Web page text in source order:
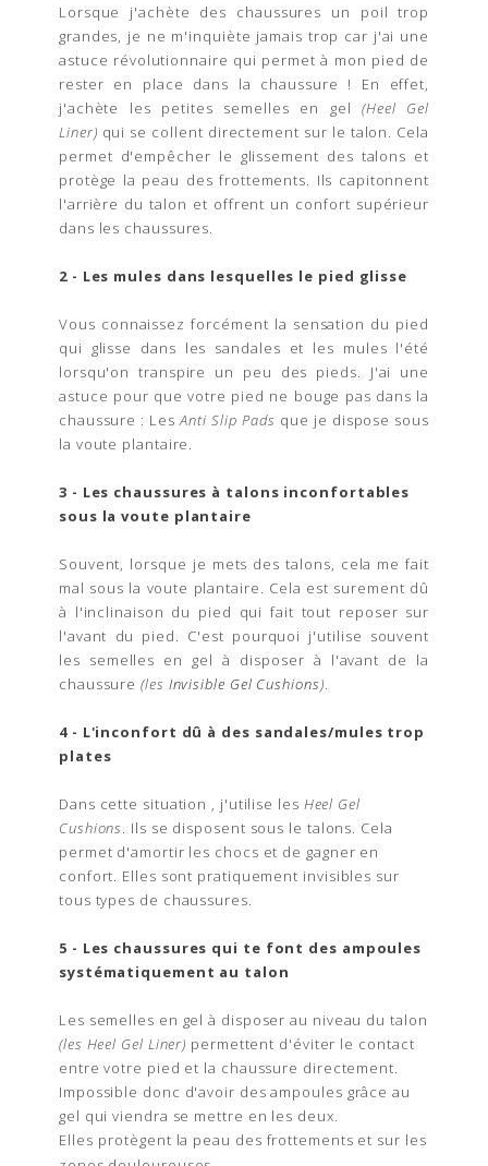
Lorsque j'achète des chaussures un poil trop
grandes, je ne m'inquiète jamais trop car j'ai une
astuce révolutionnaire qui permet à mon pied de
rester en place dans la chaussure ! En effet,
j'achète les petites semelles en gel(Heel Gel
Liner) qui se collent directement sur le talon. Cela
permet d'empêcher le glissement des talons et
protège la peau des frottements. Ils capitonnent
l'arrière du talon et offrent un confort supérieur
dans les chaussures.
2 - Les mules dans lesquelles le pied glisse
Vous connaissez forcément la sensation du pied
qui glisse dans les sandales et les mules l'été
lorsqu'on transpire un peu des pieds. J'ai une
astuce pour que votre pied ne bouge pas dans la
chaussure : LesAnti Slip Pads que je dispose sous
la voute plantaire.
3 - Les chaussures à talons inconfortables
sous la voute plantaire
Souvent, lorsque je mets des talons, cela me fait
mal sous la voute plantaire. Cela est surement dû
à l'inclinaison du pied qui fait tout reposer sur
l'avant du pied. C'est pourquoi j'utilise souvent
les semelles en gel à disposer à l'avant de la
chaussure(les Invisible Gel Cushions).
4 - L'inconfort dû à des sandales/mules trop
plates
Dans cette situation , j'utilise les Heel Gel
Cushions. Ils se disposent sous le talons. Cela
permet d'amortir les chocs et de gagner en
confort. Elles sont pratiquement invisibles sur
tous types de chaussures.
5 - Les chaussures qui te font des ampoules
systématiquement au talon
Les semelles en gel à disposer au niveau du talon
(les Heel Gel Liner) permettent d'éviter le contact
entre votre pied et la chaussure directement.
Impossible donc d'avoir des ampoules grâce au
gel qui viendra se mettre en les deux.
Elles protègent la peau des frottements et sur les